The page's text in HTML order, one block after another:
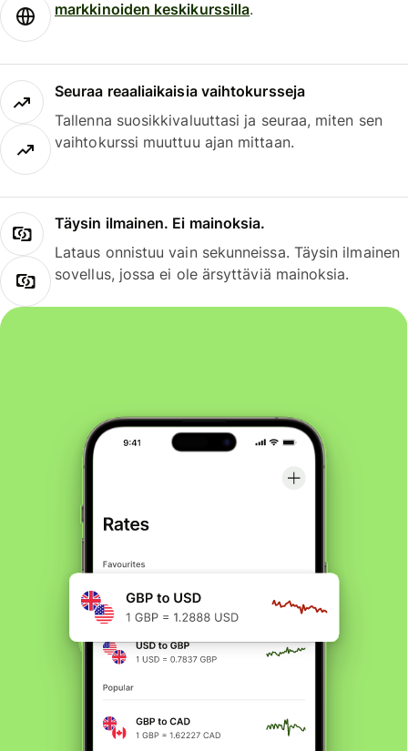
markkinoiden keskikurssilla.
Seuraa reaaliaikaisia vaihtokursseja
Tallenna suosikkivaluuttasi ja seuraa, miten sen
vaihtokurssi muuttuu ajan mittaan.
Täysin ilmainen. Ei mainoksia.
Lataus onnistuu vain sekunneissa. Täysin ilmainen
sovellus, jossa ei ole ärsyttäviä mainoksia.